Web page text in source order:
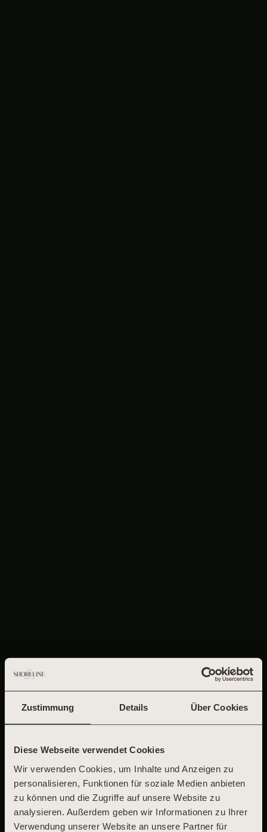
Zustimmung Details Über Cookies
Diese Webseite verwendet Cookies
Wir verwenden Cookies, um Inhalte und Anzeigen zu
personalisieren, Funktionen für soziale Medien anbieten
zu können und die Zugriffe auf unsere Website zu
analysieren. Außerdem geben wir Informationen zu Ihrer
Verwendung unserer Website an unsere Partner für